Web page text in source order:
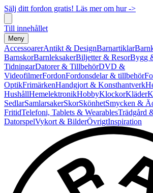
Sälj ditt fordon gratis! Läs mer om hur ->
Till innehållet
Meny
AccessoarerAntikt & DesignBarnartiklar
BarnskorBarnleksakerBiljetter & ResorBygg
TidningarDatorer & TillbehörDVD &
VideofilmerFordonFordonsdelar & tillbehör
OptikFrimärkenHandgjort & Konsthantverk
HushållHemelektronikHobbyKlockorKläder
SedlarSamlarsakerSkorSkönhetSmycken &
FritidTelefoni, Tablets & WearablesTrädgård
DatorspelVykort & BilderÖvrigtInspiration